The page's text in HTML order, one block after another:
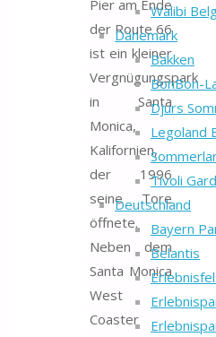
Walibi
Dänemark
Bakken
BonBon-
Djurs
Legoland
Tivoli
Deutschland
Bayern
Belantis
Pier am Ende
der Route 66
ist ein kleiner
Vergnügungspark
in Santa
Monica,
Kalifornien,
der 1996
seine Tore
öffnete.
Neben dem
Santa Monica
West
Coaster